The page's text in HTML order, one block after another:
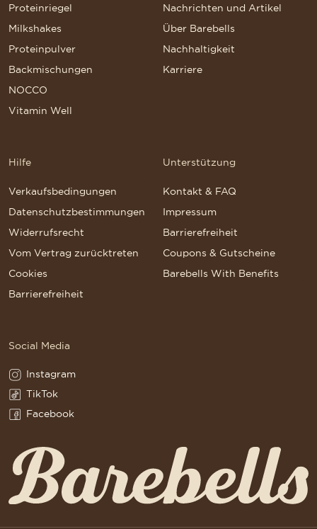
Proteinriegel
Milkshakes
Proteinpulver
Backmischungen
NOCCO
Vitamin Well
Nachrichten und Artikel
Über Barebells
Nachhaltigkeit
Karriere
Hilfe
Verkaufsbedingungen
Datenschutzbestimmungen
Widerrufsrecht
Vom Vertrag zurücktreten
Cookies
Barrierefreiheit
Unterstützung
Kontakt & FAQ
Impressum
Barrierefreiheit
Coupons & Gutscheine
Barebells With Benefits
Social Media
Instagram(Opens in a new tab)
Instagram
TikTok(Opens in a new tab)
TikTok
Facebook(Opens in a new tab)
Facebook